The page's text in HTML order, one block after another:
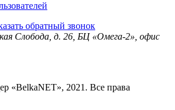
обратный звонок
Слобода, д. 26, БЦ «Омега-2», офис
«BelkaNET», 2021. Все права